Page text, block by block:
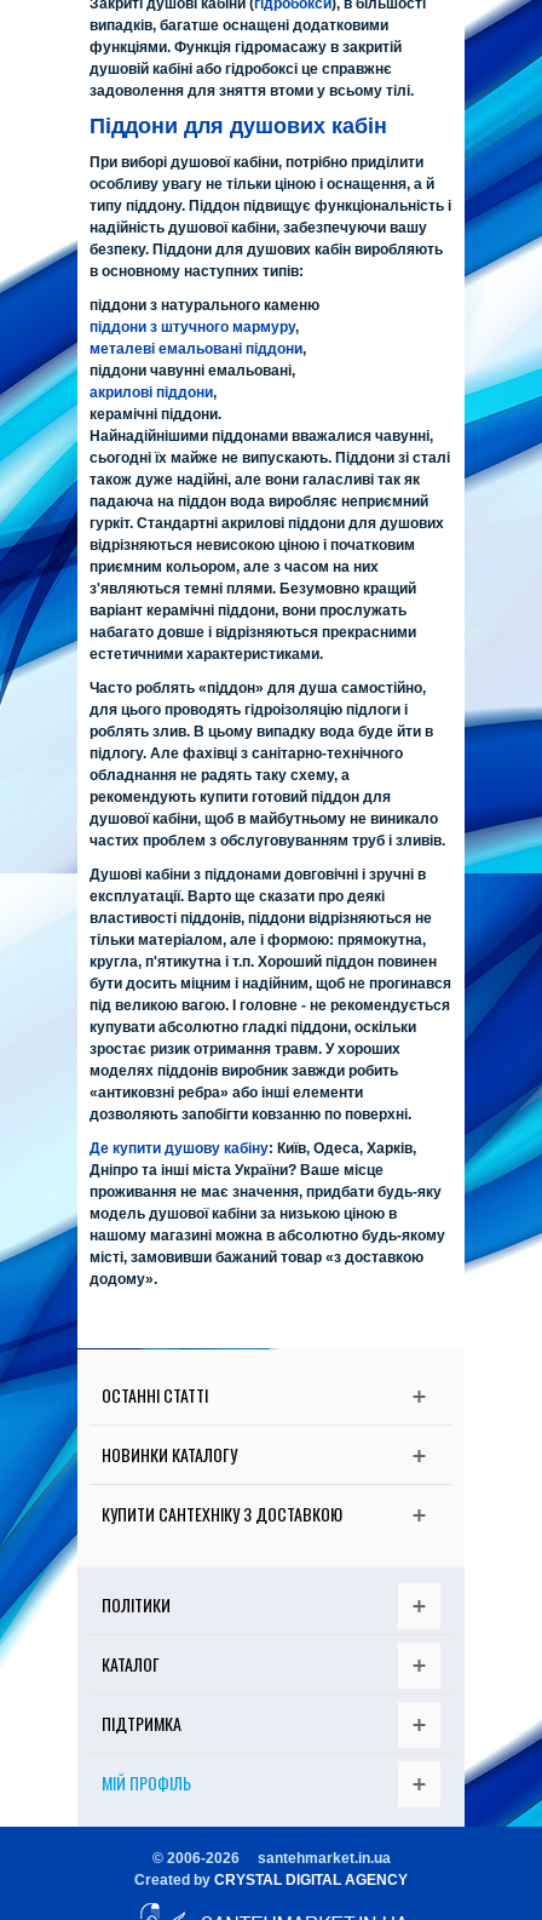
Закриті душові кабіни (гідробокси), в більшості
випадків, багатше оснащені додатковими
функціями. Функція гідромасажу в закритій
душовій кабіні або гідробоксі це справжнє
задоволення для зняття втоми у всьому тілі.
Піддони для душових кабін
При виборі душової кабіни, потрібно приділити
особливу увагу не тільки ціною і оснащення, а й
типу піддону. Піддон підвищує функціональність і
надійність душової кабіни, забезпечуючи вашу
безпеку. Піддони для душових кабін виробляють
в основному наступних типів:
піддони з натурального каменю
піддони з штучного мармуру,
металеві емальовані піддони,
піддони чавунні емальовані,
акрилові піддони,
керамічні піддони.
Найнадійнішими піддонами вважалися чавунні,
сьогодні їх майже не випускають. Піддони зі сталі
також дуже надійні, але вони галасливі так як
падаюча на піддон вода виробляє неприємний
гуркіт. Стандартні акрилові піддони для душових
відрізняються невисокою ціною і початковим
приємним кольором, але з часом на них
з'являються темні плями. Безумовно кращий
варіант керамічні піддони, вони прослужать
набагато довше і відрізняються прекрасними
естетичними характеристиками.
Часто роблять «піддон» для душа самостійно,
для цього проводять гідроізоляцію підлоги і
роблять злив. В цьому випадку вода буде йти в
підлогу. Але фахівці з санітарно-технічного
обладнання не радять таку схему, а
рекомендують купити готовий піддон для
душової кабіни, щоб в майбутньому не виникало
частих проблем з обслуговуванням труб і зливів.
Душові кабіни з піддонами довговічні і зручні в
експлуатації. Варто ще сказати про деякі
властивості піддонів, піддони відрізняються не
тільки матеріалом, але і формою: прямокутна,
кругла, п'ятикутна і т.п. Хороший піддон повинен
бути досить міцним і надійним, щоб не прогинався
під великою вагою. І головне - не рекомендується
купувати абсолютно гладкі піддони, оскільки
зростає ризик отримання травм. У хороших
моделях піддонів виробник завжди робить
«антиковзні ребра» або інші елементи
дозволяють запобігти ковзанню по поверхні.
Де купити душову кабіну: Київ, Одеса, Харків,
Дніпро та інші міста України? Ваше місце
проживання не має значення, придбати будь-яку
модель душової кабіни за низькою ціною в
нашому магазині можна в абсолютно будь-якому
місті, замовивши бажаний товар «з доставкою
додому».
ОСТАННІ СТАТТІ
НОВИНКИ КАТАЛОГУ
КУПИТИ САНТЕХНІКУ З ДОСТАВКОЮ
ПОЛІТИКИ
КАТАЛОГ
ПІДТРИМКА
МІЙ ПРОФІЛЬ
© 2006-2026 santehmarket.in.ua
Created by CRYSTAL DIGITAL AGENCY